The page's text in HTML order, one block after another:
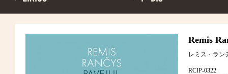
Remis
レミス・ラン
RCIP-0322